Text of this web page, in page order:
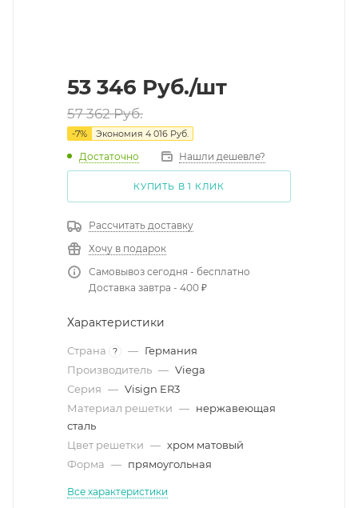
53 346 Руб./шт
57 362Руб.
-7% Экономия 4 016 Руб.
Достаточно Нашли дешевле?
КУПИТЬ В 1 КЛИК
Рассчитать доставку
Хочу в подарок
Самовывоз сегодня - бесплатно
Доставка завтра - 400 ₽
Характеристики
Страна ? — Германия
Производитель — Viega
Серия — Visign ER3
Материал решетки — нержавеющая
сталь
Цвет решетки — хром матовый
Форма — прямоугольная
Все характеристики